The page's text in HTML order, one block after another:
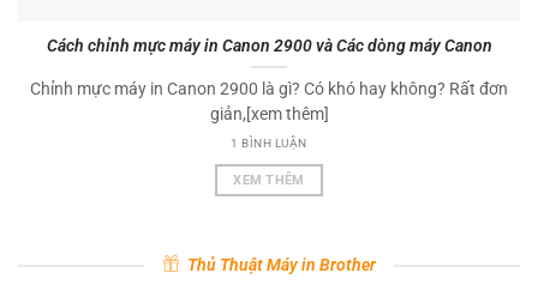
Cách chỉnh mực máy in Canon 2900 và Các dòng máy Canon
Chỉnh mực máy in Canon 2900 là gì? Có khó hay không? Rất đơn
giản,[xem thêm]
1 BÌNH LUẬN
XEM THÊM
Thủ Thuật Máy in Brother